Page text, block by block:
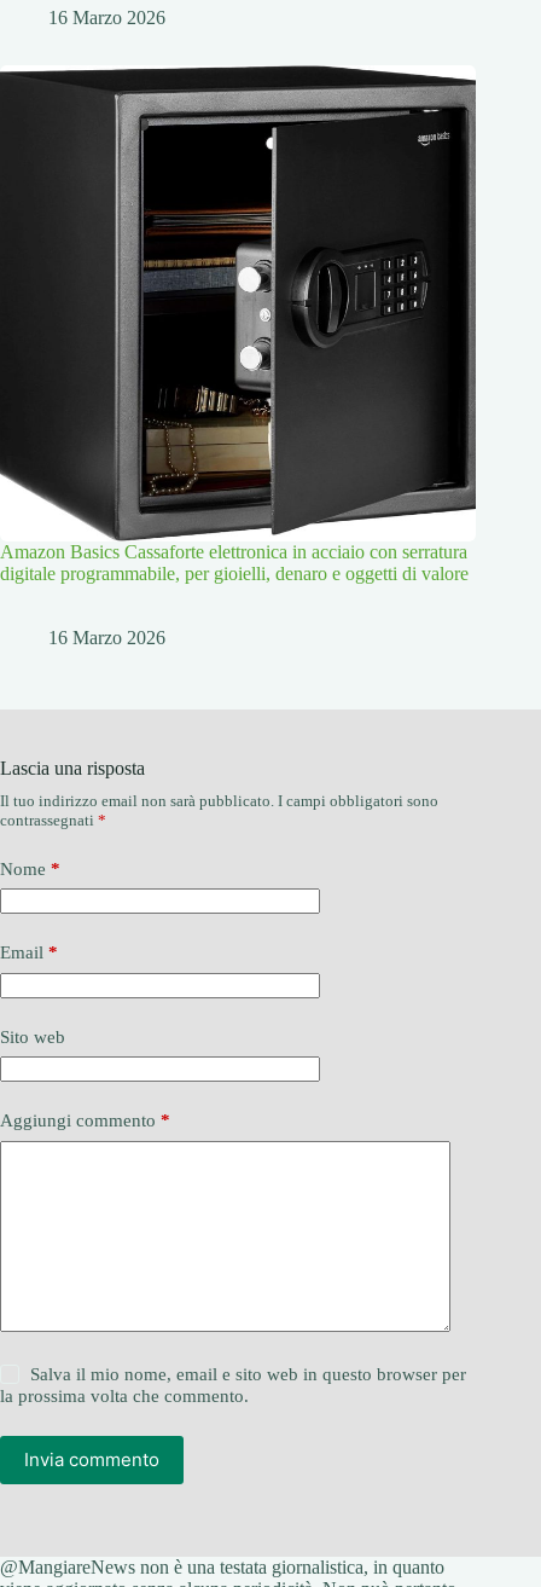
16 Marzo 2026
Amazon Basics Cassaforte elettronica in acciaio con serratura
digitale programmabile, per gioielli, denaro e oggetti di valore
16 Marzo 2026
Lascia una risposta
Il tuo indirizzo email non sarà pubblicato. I campi obbligatori sono
contrassegnati *
Nome *
Email *
Sito web
Aggiungi commento *
Salva il mio nome, email e sito web in questo browser per
la prossima volta che commento.
Invia commento
@MangiareNews non è una testata giornalistica, in quanto